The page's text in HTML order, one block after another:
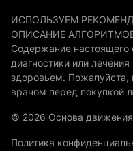
ИСПОЛЬЗУЕМ
ОПИСАНИЕ
Содержание настоящего
диагностики или
здоровьем. Пожалуйста,
врачом перед покупкой
© 2026 Основа движения
Политика